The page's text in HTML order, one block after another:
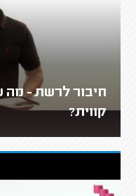
חיבור לרשת - מה
קווית?